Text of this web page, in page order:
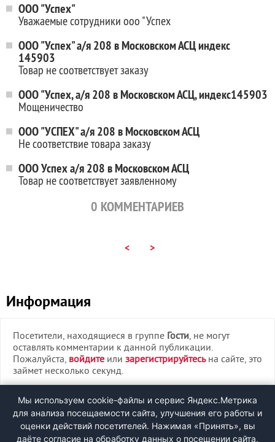
ООО "Успех"
Уважаемые сотрудники ооо "Успех
ООО "Успех" а/я 208 в Московском АСЦ индекс
145903
Товар не соответствует заказу
ООО "Успех, а/я 208 в Московском АСЦ, индекс145903
Мощеничество
ООО "УСПЕХ" а/я 208 в Московском АСЦ
Не соответствие товара заказу
ООО Успех а/я 208 в Московском АСЦ
Товар не соответствует заявленному
0 КОММЕНТАРИЕВ
< >
Информация
Посетители, находящиеся в группе Гости, не могут
оставлять комментарии к данной публикации.
Пожалуйста, войдите или зарегистрируйтесьна сайте, это
займет несколько секунд.
ВХОД
РЕГИСТРАЦИЯ
Мы используем cookie-файлы и сервис Яндекс.Метрика
для анализа посещаемости сайта, улучшения его работы и
оценки действий посетителей. Нажимая «Принять», вы
даёте согласие на обработку данных о посещении сайта,